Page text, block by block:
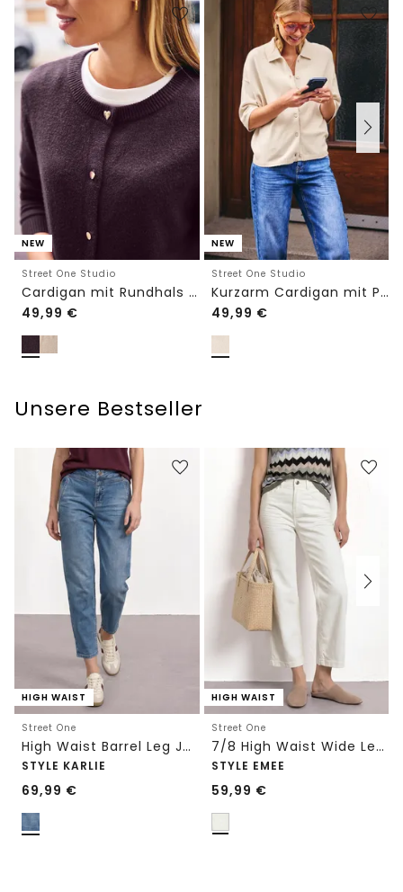
NEW
Street One Studio
Cardigan mit Rundhals und Knöpfen
49,99 €
NEW
Street One Studio
Kurzarm Cardigan mit Polokragen
49,99 €
Unsere Bestseller
HIGH WAIST
Street One
High Waist Barrel Leg Jeans im Loose Fit
STYLE KARLIE
69,99 €
HIGH WAIST
Street One
7/8 High Waist Wide Leg Jeans im Loose Fit
STYLE EMEE
59,99 €